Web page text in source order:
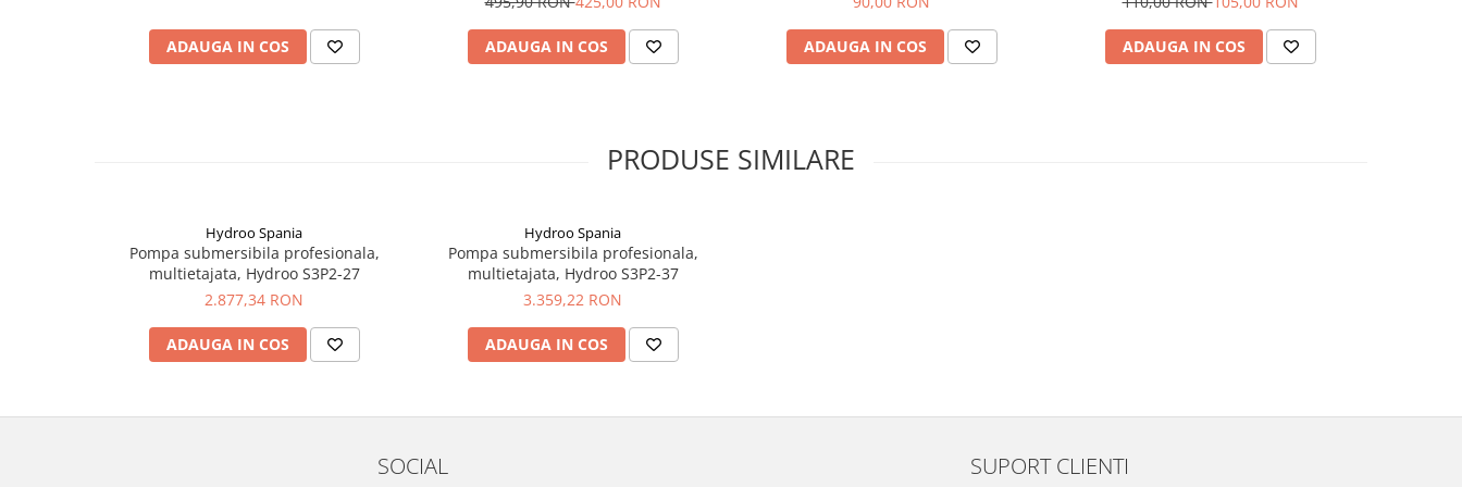
ADAUGA IN COS ADAUGA IN COS ADAUGA IN COS ADAUGA IN COS
PRODUSE SIMILARE
Hydroo Spania
Pompa submersibila profesionala,
multietajata, Hydroo S3P2-27
2.877,34 RON
ADAUGA IN COS
Hydroo Spania
Pompa submersibila profesionala,
multietajata, Hydroo S3P2-37
3.359,22 RON
ADAUGA IN COS
SOCIAL SUPORT CLIENTI